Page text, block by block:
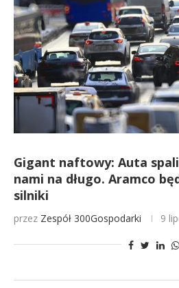
Gigant naftowy: Auta
nami na długo. Aramco
silniki
przez Zespół 300Gospodarki 9